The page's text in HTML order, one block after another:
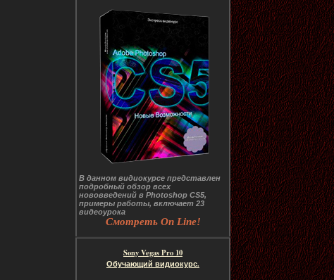
В данном видиокурсе представлен
подробный обзор всех
нововведений в Photoshop CS5,
примеры работы, включает 23
видеоурока
Смотреть On Line!
Sony Vegas Pro 10
Обучающий видиокурс.